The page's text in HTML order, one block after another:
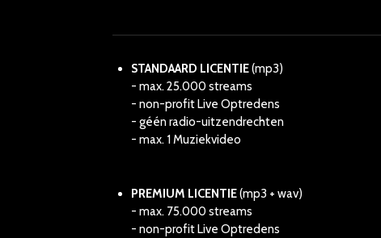
STANDAARD LICENTIE(mp3)
- max. 25.000 streams
- non-profit Live Optredens
- géén radio-uitzendrechten
- max. 1 Muziekvideo
PREMIUM LICENTIE(mp3 + wav)
- max. 75.000 streams
- non-profit Live Optredens